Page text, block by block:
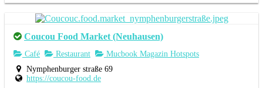
Coucou Food Market (Neuhausen)
Café Restaurant
Mucbook Magazin Hotspots
Nymphenburger straße 69
https://coucou-food.de